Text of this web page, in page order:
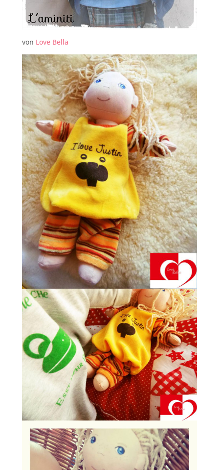
von Love Bella